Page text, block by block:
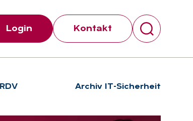
Login Kontakt
Archiv IT-Sicherheit